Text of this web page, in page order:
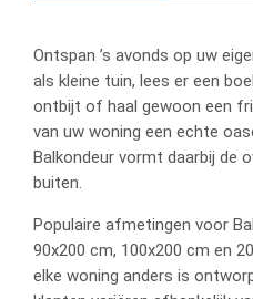
Ontspan ’s avonds op uw
als kleine tuin, lees er een
ontbijt of haal gewoon een
van uw woning een echte
Balkondeur vormt daarbij de
buiten.
Populaire afmetingen voor
90x200 cm, 100x200 cm en
elke woning anders is